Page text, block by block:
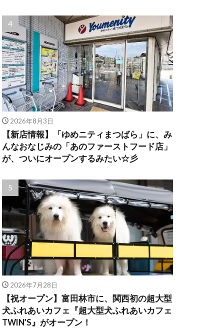
2026年8月3日
【新店情報】「ゆめニティまつばら」に、み
んなおなじみの「あのファーストフード店」
が、ついにオープンするみたい☆彡
2026年7月28日
【祝オープン】富田林市に、関西初の超大型
犬ふれあいカフェ『超大型犬ふれあいカフェ
TWIN’S』がオープン！